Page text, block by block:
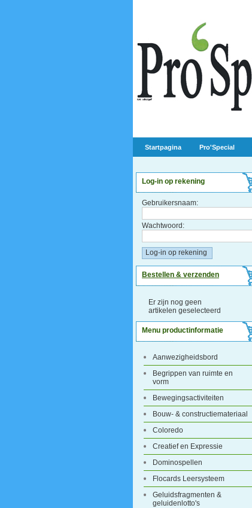
Startpagina Pro'Special
Log-in op rekening
Gebruikersnaam:
Wachtwoord:
Bestellen & verzenden
Er zijn nog geen
artikelen geselecteerd
Menu productinformatie
Aanwezigheidsbord
Begrippen van ruimte en
vorm
Bewegingsactiviteiten
Bouw- & constructiemateriaal
Coloredo
Creatief en Expressie
Dominospellen
Flocards Leersysteem
Geluidsfragmenten &
geluidenlotto's